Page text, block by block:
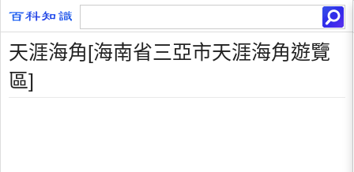
天涯海角[海南省三亞市天涯海角遊覽
區]